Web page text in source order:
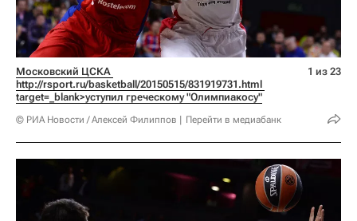
http://rsport.ru/basketball/20150515/831919731.html
target=_blank>уступил греческому "Олимпиакосу"
© РИА Новости / Алексей Филиппов Перейти в медиабанк
1 из 23